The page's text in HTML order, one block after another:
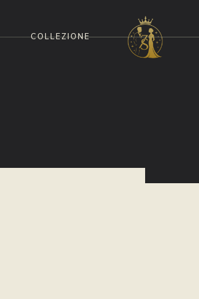
COLLEZIONE